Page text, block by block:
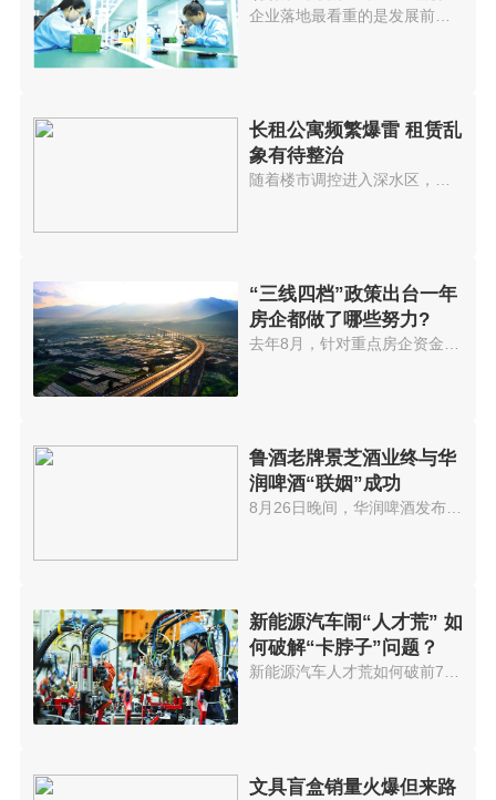
完善
企业落地最看重的是发展前景，聊...
长租公寓频繁爆雷 租赁乱
象有待整治
“三线四档”政策出台一年
房企都做了哪些努力?
鲁酒老牌景芝酒业终与华
润啤酒“联姻”成功
8月26日晚间，华润啤酒发布公告...
新能源汽车闹“人才荒” 如
何破解“卡脖子”问题？
新能源汽车人才荒如何破前7个月...
文具盲盒销量火爆但来路